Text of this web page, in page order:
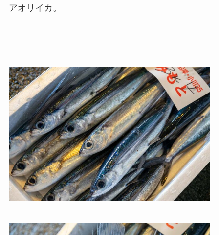
アオリイカ。